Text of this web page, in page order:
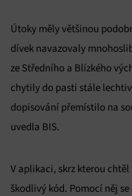
Útoky měly většinou
dívek navazovaly
ze Středního a Blízkého
chytily do pasti stále
dopisování přemístilo na
uvedla BIS.
V aplikaci, skrz kterou
škodlivý kód. Pomocí něj